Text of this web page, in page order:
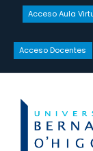
Acceso Aula
Acceso Docentes